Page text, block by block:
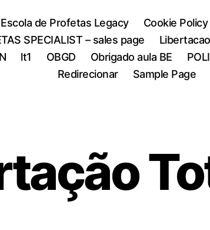
de Profetas Legacy
Cookie Policy
SPECIALIST – sales page
Libertacao
lt1 OBGD Obrigado aula BE
Redirecionar
Sample Page